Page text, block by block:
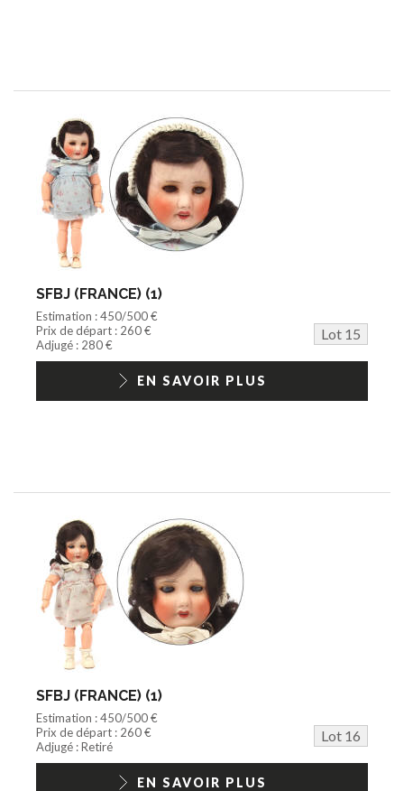
SFBJ (FRANCE) (1)
Estimation : 450/500 €
Prix de départ : 260 €
Lot 15
Adjugé : 280 €
EN SAVOIR PLUS
SFBJ (FRANCE) (1)
Estimation : 450/500 €
Prix de départ : 260 €
Lot 16
Adjugé : Retiré
EN SAVOIR PLUS